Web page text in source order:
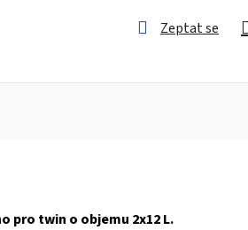
Zeptat se
pro twin o objemu 2x12 L.